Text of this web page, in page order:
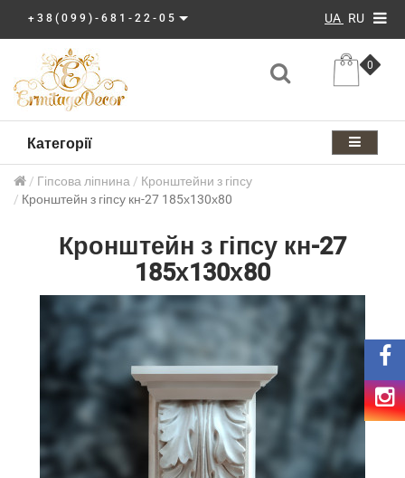
+38(099)-681-22-05 UA RU
0
Категорії
Гіпсова ліпнина
Кронштейни з гіпсу
Кронштейн з гіпсу кн-27 185х130х80
Кронштейн з гіпсу кн-27
185х130х80